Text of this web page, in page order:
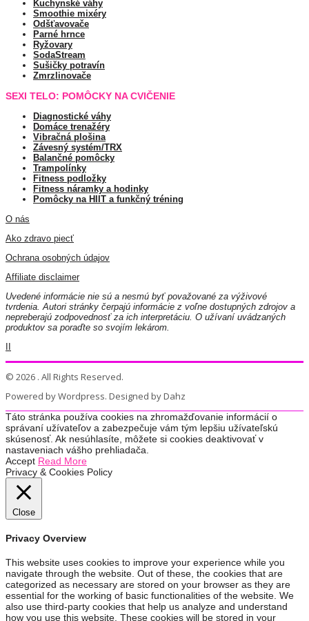
Kuchynské váhy
Smoothie mixéry
Odšťavovače
Parné hrnce
Ryžovary
SodaStream
Sušičky potravín
Zmrzlinovače
SEXI TELO: POMÔCKY NA CVIČENIE
Diagnostické váhy
Domáce trenažéry
Vibračná plošina
Závesný systém/TRX
Balančné pomôcky
Trampolínky
Fitness podložky
Fitness náramky a hodinky
Pomôcky na HIIT a funkčný tréning
O nás
Ako zdravo piecť
Ochrana osobných údajov
Affiliate disclaimer
Uvedené informácie nie sú a nesmú byť považované za výživové
tvrdenia. Autori stránky čerpajú informácie z voľne dostupných zdrojov a
nepreberajú zodpovednosť za ich interpretáciu. O užívaní uvádzaných
produktov sa poraďte so svojím lekárom.
© 2026 . All Rights Reserved.
Powered by Wordpress. Designed by Dahz
Táto stránka používa cookies na zhromažďovanie informácií o
správaní užívateľov a zabezpečuje vám tým lepšiu užívateľskú
skúsenosť. Ak nesúhlasíte, môžete si cookies deaktivovať v
nastaveniach vášho prehliadača.
Accept Read More
Privacy & Cookies Policy
Close
Privacy Overview
This website uses cookies to improve your experience while you
navigate through the website. Out of these, the cookies that are
categorized as necessary are stored on your browser as they are
essential for the working of basic functionalities of the website. We
also use third-party cookies that help us analyze and understand
how you use this website. These cookies will be stored in your